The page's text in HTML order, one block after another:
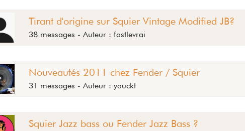
Tirant d'origine sur Squier Vintage Modified JB?
38 messages - Auteur : fastlevrai
Nouveautés 2011 chez Fender / Squier
31 messages - Auteur : yauckt
Squier Jazz bass ou Fender Jazz Bass ?